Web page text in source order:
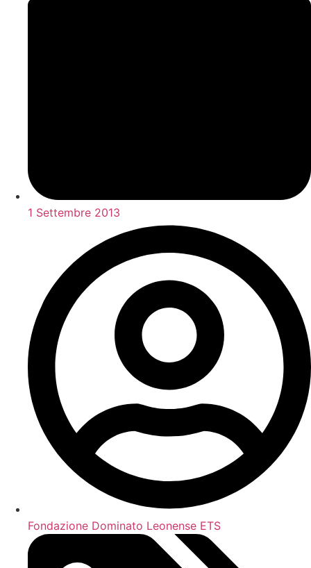
1 Settembre 2013
Fondazione Dominato Leonense ETS